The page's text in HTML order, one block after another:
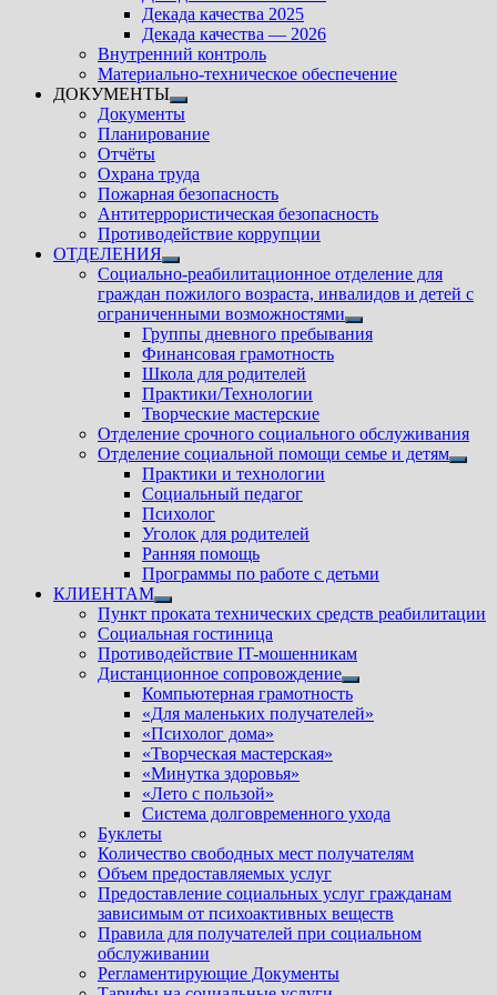
подменю
Декада качества 2025
Декада качества — 2026
Внутренний контроль
Материально-техническое обеспечение
ДОКУМЕНТЫ
Показать
подменю
Документы
Планирование
Отчёты
Охрана труда
Пожарная безопасность
Антитеррористическая безопасность
Противодействие коррупции
ОТДЕЛЕНИЯ
Показать
подменю
Социально-реабилитационное отделение для
граждан пожилого возраста, инвалидов и детей с
ограниченными возможностями
Показать
подменю
Группы дневного пребывания
Финансовая грамотность
Школа для родителей
Практики/Технологии
Творческие мастерские
Отделение срочного социального обслуживания
Отделение социальной помощи семье и детям
Практики и технологии
Социальный педагог
Психолог
Уголок для родителей
Ранняя помощь
Программы по работе с детьми
КЛИЕНТАМ
Показать
подменю
Пункт проката технических средств реабилитации
Социальная гостиница
Противодействие IT-мошенникам
Дистанционное сопровождение
Показать
подменю
Компьютерная грамотность
«Для маленьких получателей»
«Психолог дома»
«Творческая мастерская»
«Минутка здоровья»
«Лето с пользой»
Система долговременного ухода
Буклеты
Количество свободных мест получателям
Объем предоставляемых услуг
Предоставление социальных услуг гражданам
зависимым от психоактивных веществ
Правила для получателей при социальном
обслуживании
Регламентирующие Документы